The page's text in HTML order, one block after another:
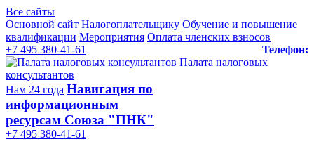
Все сайты
Основной сайт Налогоплательщику Обучение и повышение
квалификации Мероприятия Оплата членских взносов
Телефон:
+7 495 380-41-61
Палата налоговых
консультантов
Нам 24 года Навигация по
информационным
ресурсам Союза "ПНК"
+7 495 380‑41‑61